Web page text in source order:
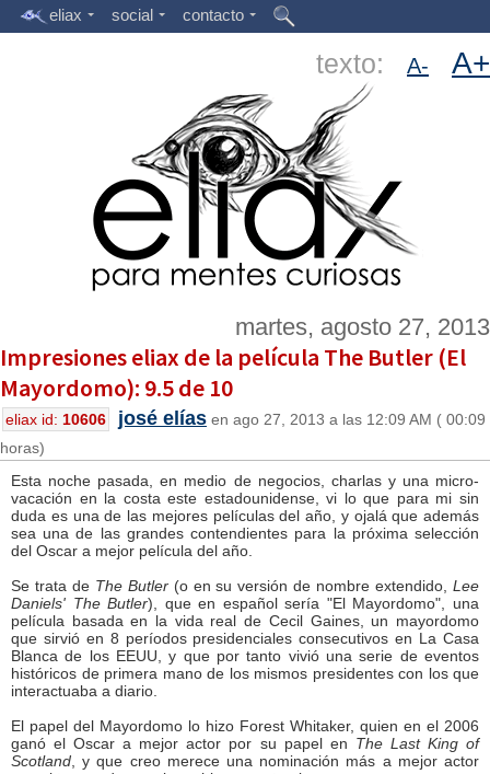
eliax social contacto
texto: A- A+
martes, agosto 27, 2013
Impresiones eliax de la película The Butler (El
Mayordomo): 9.5 de 10
eliax id: 10606 josé elías en ago 27, 2013 a las 12:09 AM ( 00:09
horas)
Esta noche pasada, en medio de negocios, charlas y una micro-
vacación en la costa este estadounidense, vi lo que para mi sin
duda es una de las mejores películas del año, y ojalá que además
sea una de las grandes contendientes para la próxima selección
del Oscar a mejor película del año.
Se trata de The Butler(o en su versión de nombre extendido,Lee
Daniels' The Butler), que en español sería "El Mayordomo", una
película basada en la vida real de Cecil Gaines, un mayordomo
que sirvió en 8 períodos presidenciales consecutivos en La Casa
Blanca de los EEUU, y que por tanto vivió una serie de eventos
históricos de primera mano de los mismos presidentes con los que
interactuaba a diario.
El papel del Mayordomo lo hizo Forest Whitaker, quien en el 2006
ganó el Oscar a mejor actor por su papel en The Last King of
Scotland , y que creo merece una nominación más a mejor actor